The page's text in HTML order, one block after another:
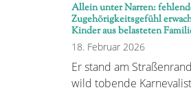
Allein unter Narren:
Zugehörigkeitsgefühl
Kinder aus belasteten
18. Februar 2026
Er stand am
wild tobende